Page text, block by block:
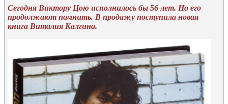
Сегодня Виктору Цою исполнилось бы 56 лет. Но его
продолжают помнить. В продажу поступила новая
книга Виталия Калгина.